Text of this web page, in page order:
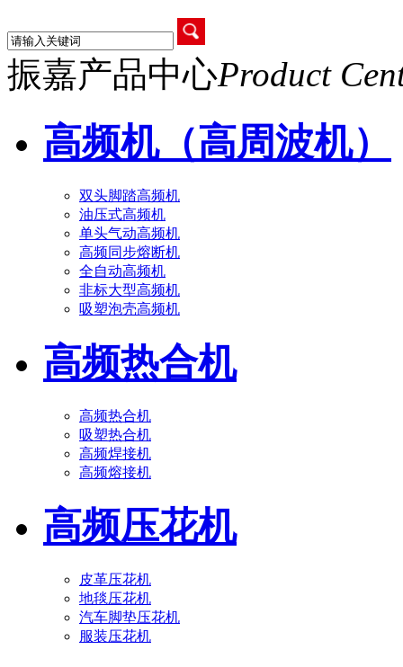
振嘉产品中心Product
高频机（高周波机）
双头脚踏高频机
油压式高频机
单头气动高频机
高频同步熔断机
全自动高频机
非标大型高频机
吸塑泡壳高频机
高频热合机
高频热合机
吸塑热合机
高频焊接机
高频熔接机
高频压花机
皮革压花机
地毯压花机
汽车脚垫压花机
服装压花机